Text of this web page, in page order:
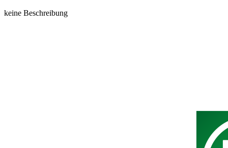
keine Beschreibung